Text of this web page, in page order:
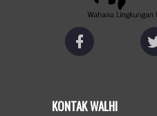
KONTAK WALHI